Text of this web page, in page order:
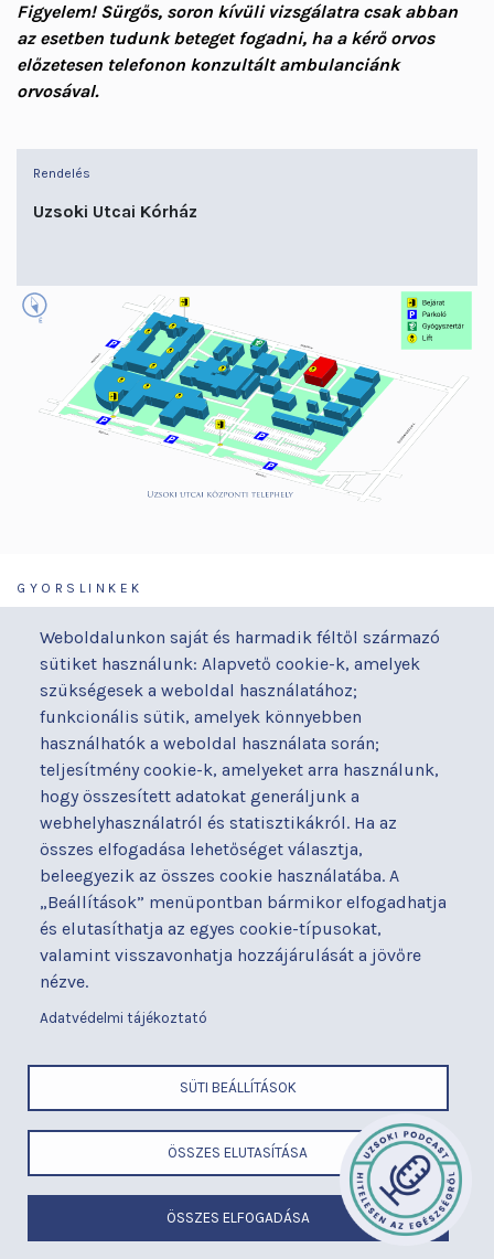
Weboldalunkon saját és harmadik féltől származó
sütiket használunk: Alapvető cookie-k, amelyek
szükségesek a weboldal használatához;
funkcionális sütik, amelyek könnyebben
használhatók a weboldal használata során;
teljesítmény cookie-k, amelyeket arra használunk,
hogy összesített adatokat generáljunk a
webhelyhasználatról és statisztikákról. Ha az
összes elfogadása lehetőséget választja,
beleegyezik az összes cookie használatába. A
„Beállítások” menüpontban bármikor elfogadhatja
és elutasíthatja az egyes cookie-típusokat,
valamint visszavonhatja hozzájárulását a jövőre
nézve.
Adatvédelmi tájékoztató
SÜTI BEÁLLÍTÁSOK
ÖSSZES ELUTASÍTÁSA
ÖSSZES ELFOGADÁSA
Figyelem! Sürgős, soron kívüli vizsgálatra csak abban
az esetben tudunk beteget fogadni, ha a kérő orvos
előzetesen telefonon konzultált ambulanciánk
orvosával.
Rendelés
Uzsoki Utcai Kórház
a Semmelweis Egyetem Általános Orvostudományi Kar Gyakorló
GYORSLINKEK
Orvosaink
Osztályaink
Kapcsolat
Akadálymentesítési
nyilatkozat
Alapítványaink
Betegjogi képviselő
Címek és telefonszámok
Diagnosztika
Események
Gyermekmegőrző
Házirend
Hírek
Parkolás
Térítéses ellátás
Videógaléria
Visszajelzések
Várólista
Közérdekű adatok
LÁBLÉC
Cím
Telefonszám
Felhasználási feltételek